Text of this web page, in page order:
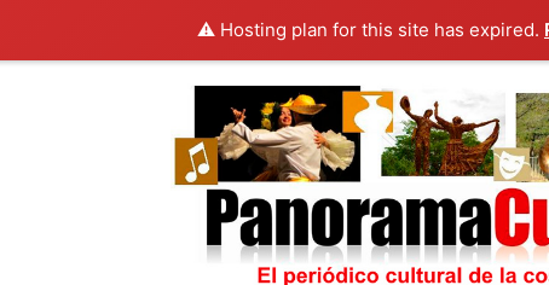
⚠️ Hosting plan for this site has expired.